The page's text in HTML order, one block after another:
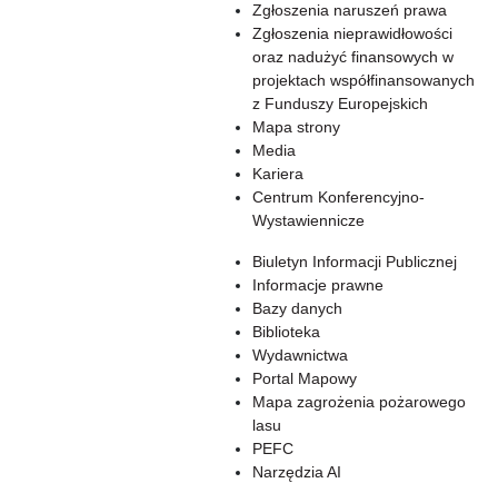
Zgłoszenia naruszeń prawa
Zgłoszenia nieprawidłowości
oraz nadużyć finansowych w
projektach współfinansowanych
z Funduszy Europejskich
Mapa strony
Media
Kariera
Centrum Konferencyjno-
Wystawiennicze
Biuletyn Informacji Publicznej
Informacje prawne
Bazy danych
Biblioteka
Wydawnictwa
Portal Mapowy
Mapa zagrożenia pożarowego
lasu
PEFC
Narzędzia AI